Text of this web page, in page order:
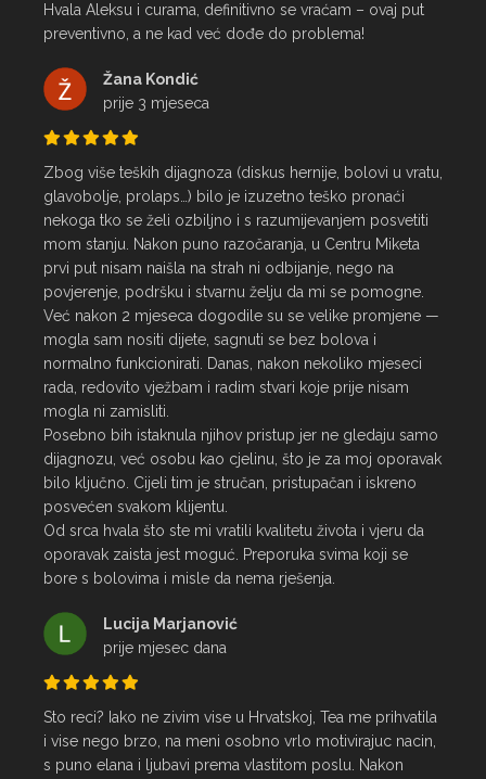
Hvala Aleksu i curama, definitivno se vraćam – ovaj put
preventivno, a ne kad već dođe do problema!
Žana Kondić
prije 3 mjeseca
Zbog više teških dijagnoza (diskus hernije, bolovi u vratu,
glavobolje, prolaps…) bilo je izuzetno teško pronaći
nekoga tko se želi ozbiljno i s razumijevanjem posvetiti
mom stanju. Nakon puno razočaranja, u Centru Miketa
prvi put nisam naišla na strah ni odbijanje, nego na
povjerenje, podršku i stvarnu želju da mi se pomogne.
Već nakon 2 mjeseca dogodile su se velike promjene —
mogla sam nositi dijete, sagnuti se bez bolova i
normalno funkcionirati. Danas, nakon nekoliko mjeseci
rada, redovito vježbam i radim stvari koje prije nisam
mogla ni zamisliti.
Posebno bih istaknula njihov pristup jer ne gledaju samo
dijagnozu, već osobu kao cjelinu, što je za moj oporavak
bilo ključno. Cijeli tim je stručan, pristupačan i iskreno
posvećen svakom klijentu.
Od srca hvala što ste mi vratili kvalitetu života i vjeru da
oporavak zaista jest moguć. Preporuka svima koji se
bore s bolovima i misle da nema rješenja.
Lucija Marjanović
prije mjesec dana
Sto reci? Iako ne zivim vise u Hrvatskoj, Tea me prihvatila
i vise nego brzo, na meni osobno vrlo motivirajuc nacin,
s puno elana i ljubavi prema vlastitom poslu. Nakon